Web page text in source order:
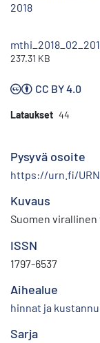
2018
237.31 KB
CC BY 4.0
Lataukset 44
Pysyvä osoite
https://urn.fi/
Kuvaus
Suomen virallinen
ISSN
1797-6537
Aihealue
hinnat ja
Sarja